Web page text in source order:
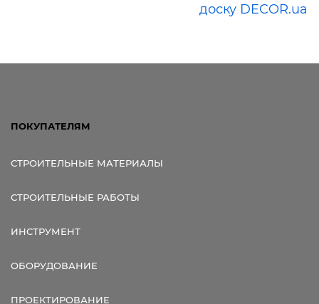
доску DECOR.ua
ПОКУПАТЕЛЯМ
СТРОИТЕЛЬНЫЕ МАТЕРИАЛЫ
СТРОИТЕЛЬНЫЕ РАБОТЫ
ИНСТРУМЕНТ
ОБОРУДОВАНИЕ
ПРОЕКТИРОВАНИЕ